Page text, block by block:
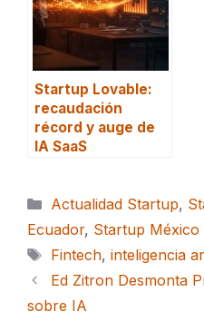
Startup Lovable:
recaudación
récord y auge de
IA SaaS
Categorías
Actualidad Startup,
Ecuador, Startup México
Etiquetas
Fintech, inteligencia
Ed Zitron Desmonta
sobre IA